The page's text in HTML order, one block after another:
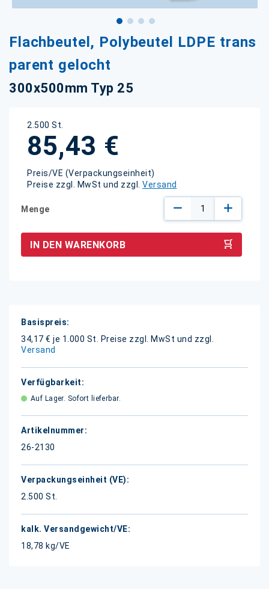
Flachbeutel, Polybeutel LDPE trans
parent gelocht
300x500mm Typ 25
2.500 St.
85,43 €
Preis/VE (Verpackungseinheit)
Preise zzgl. MwSt und zzgl. Versand
Menge
IN DEN WARENKORB
Weitere
Informationen
34,17 € je 1.000 St.
Preise zzgl. MwSt und zzgl.
Versand
Auf Lager. Sofort lieferbar.
26-2130
2.500 St.
18,78 kg/VE
Zum
Anfang
Bildgalerie
springen